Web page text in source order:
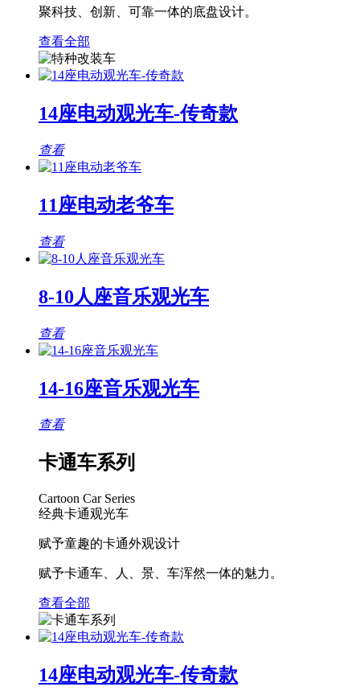
聚科技、创新、可靠一体的底盘设计。
查看全部
14座电动观光车-传奇款
查看
11座电动老爷车
查看
8-10人座音乐观光车
查看
14-16座音乐观光车
查看
卡通车系列
Cartoon Car Series
经典卡通观光车
赋予童趣的卡通外观设计
赋予卡通车、人、景、车浑然一体的魅力。
查看全部
14座电动观光车-传奇款